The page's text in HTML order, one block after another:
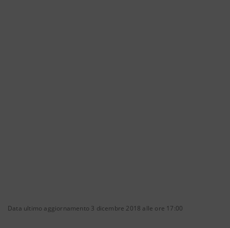
Data ultimo aggiornamento 3 dicembre 2018 alle ore 17:00